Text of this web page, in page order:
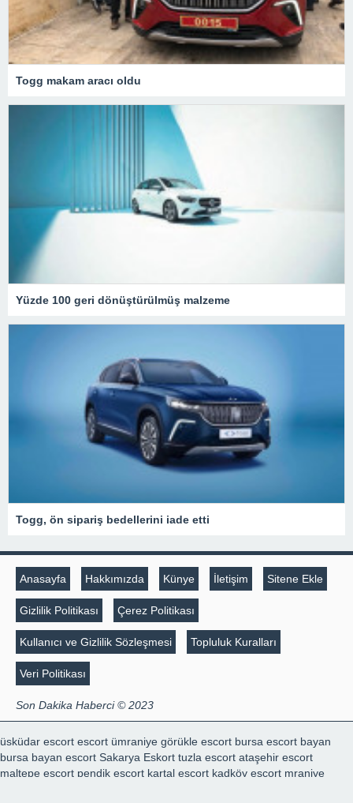
Togg makam aracı oldu
Yüzde 100 geri dönüştürülmüş malzeme
Togg, ön sipariş bedellerini iade etti
Anasayfa Hakkımızda Künye İletişim Sitene Ekle
Gizlilik Politikası Çerez Politikası
Kullanıcı ve Gizlilik Sözleşmesi Topluluk Kuralları
Veri Politikası
Son Dakika Haberci © 2023
üsküdar escort escort ümraniye görükle escort bursa escort bayan
bursa bayan escort Sakarya Eskort tuzla escort ataşehir escort
maltepe escort pendik escort kartal escort kadköy escort mraniye